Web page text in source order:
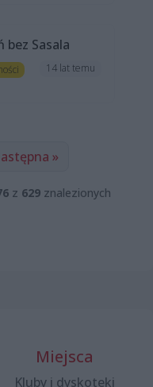
bez Sasala
14 lat temu
»
z 629 znalezionych
Miejsca
Kluby i dyskoteki